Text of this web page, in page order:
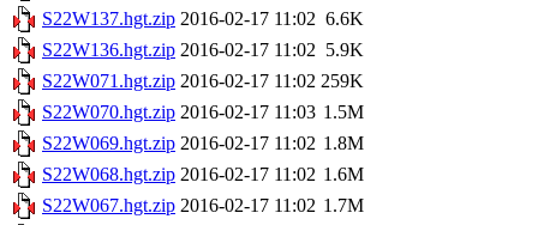
S22W137.hgt.zip 2016-02-17 11:02 6.6K
S22W136.hgt.zip 2016-02-17 11:02 5.9K
S22W071.hgt.zip 2016-02-17 11:02 259K
S22W070.hgt.zip 2016-02-17 11:03 1.5M
S22W069.hgt.zip 2016-02-17 11:02 1.8M
S22W068.hgt.zip 2016-02-17 11:02 1.6M
S22W067.hgt.zip 2016-02-17 11:02 1.7M